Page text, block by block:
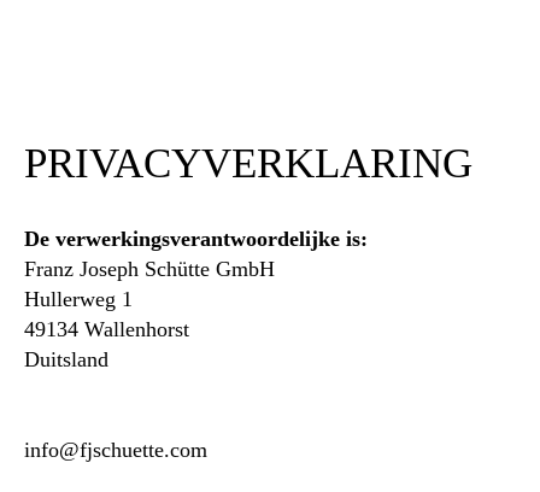
PRIVACYVERKLARING
De verwerkingsverantwoordelijke is:
Franz Joseph Schütte GmbH
Hullerweg 1
49134 Wallenhorst
Duitsland
info@fjschuette.com